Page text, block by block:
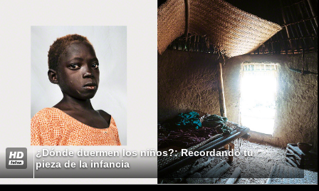
¿Dónde duermen los niños?: Recordando tu
pieza de la infancia